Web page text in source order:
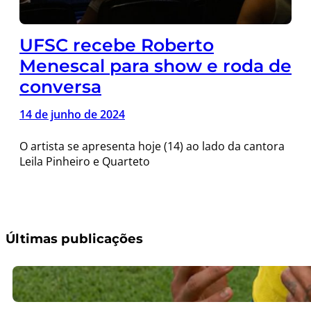
UFSC recebe Roberto
Menescal para show e roda de
conversa
14 de junho de 2024
O artista se apresenta hoje (14) ao lado da cantora
Leila Pinheiro e Quarteto
Últimas publicações